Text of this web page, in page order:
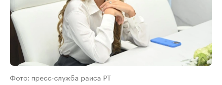
Фото: пресс-служба раиса РТ